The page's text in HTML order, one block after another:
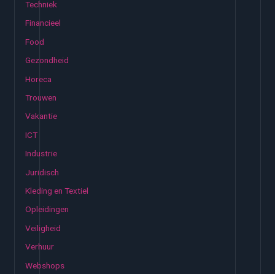
Techniek
Financieel
Food
Gezondheid
Horeca
Trouwen
Vakantie
ICT
Industrie
Juridisch
Kleding en Textiel
Opleidingen
Veiligheid
Verhuur
Webshops